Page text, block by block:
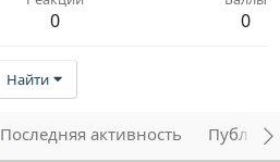
0 0
Найти
Последняя активность